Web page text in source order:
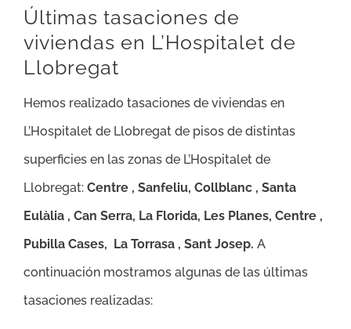
Últimas tasaciones de
viviendas en L’Hospitalet de
Llobregat
Hemos realizado tasaciones de viviendas en
L’Hospitalet de Llobregat de pisos de distintas
superficies en las zonas de L’Hospitalet de
Llobregat: Centre , Sanfeliu, Collblanc , Santa
Eulàlia , Can Serra, La Florida, Les Planes, Centre ,
Pubilla Cases, La Torrasa , Sant Josep. A
continuación mostramos algunas de las últimas
tasaciones realizadas: